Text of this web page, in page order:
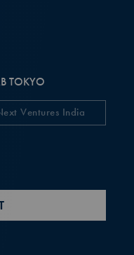
TOKYO
Ventures India